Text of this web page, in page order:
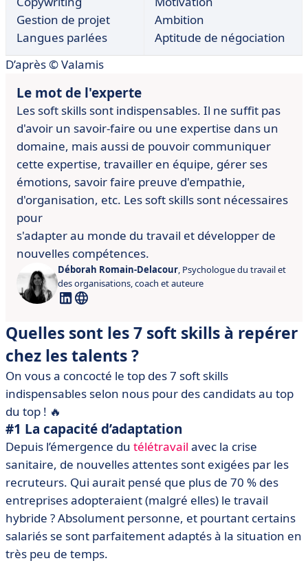
Gestion de projet
Langues parlées
Ambition
Aptitude de négociation
D’après © Valamis
Le mot de l'experte
Les soft skills sont indispensables. Il ne suffit pas
d'avoir un savoir-faire ou une expertise dans un
domaine, mais aussi de pouvoir communiquer
cette expertise, travailler en équipe, gérer ses
émotions, savoir faire preuve d'empathie,
d'organisation, etc. Les soft skills sont nécessaires
pour
s'adapter au monde du travail et développer de
nouvelles compétences.
Déborah Romain-Delacour, Psychologue du travail et
des organisations, coach et auteure
Quelles sont les 7 soft skills à repérer
chez les talents ?
On vous a concocté le top des 7 soft skills
indispensables selon nous pour des candidats au top
du top ! 🔥
#1 La capacité d’adaptation
Depuis l’émergence du télétravail avec la crise
sanitaire, de nouvelles attentes sont exigées par les
recruteurs. Qui aurait pensé que plus de 70 % des
entreprises adopteraient (malgré elles) le travail
hybride ? Absolument personne, et pourtant certains
salariés se sont parfaitement adaptés à la situation en
très peu de temps.